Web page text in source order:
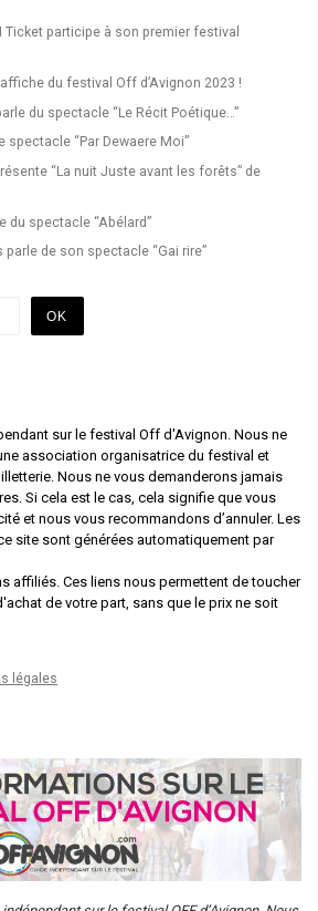
Ticket participe à son premier festival
du festival Off d’Avignon 2023 !
du spectacle “Le Récit Poétique…”
“Par Dewaere Moi”
“La nuit Juste avant les forêts” de
du spectacle “Abélard”
de son spectacle “Gai rire”
OK
sur le festival Off d'Avignon. Nous ne
association organisatrice du festival et
Nous ne vous demanderons jamais
Si cela est le cas, cela signifie que vous
et nous vous recommandons d’annuler. Les
site sont générées automatiquement par
affiliés. Ces liens nous permettent de toucher
de votre part, sans que le prix ne soit
légales